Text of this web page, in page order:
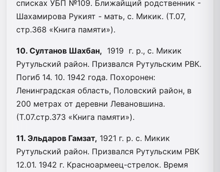
списках УБП №109. Ближайщий родственник -
Шахамирова Рукият - мать, с. Микик. (Т.07,
стр.368 «Книга памяти»).
10. Султанов Шахбан, 1919 г. р., с. Микик
Рутульский район. Призвался Рутульским РВК.
Погиб 14. 10. 1942 года. Похоронен:
Ленинградская область, Половский район, в
200 метрах от деревни Левановшина.
(Т.07.стр.373 «Книга памяти»).
11. Эльдаров Гамзат, 1921 г. р. с. Микик
Рутульский район. Призвался Рутульским РВК
12.01. 1942 г. Красноармеец-стрелок. Время